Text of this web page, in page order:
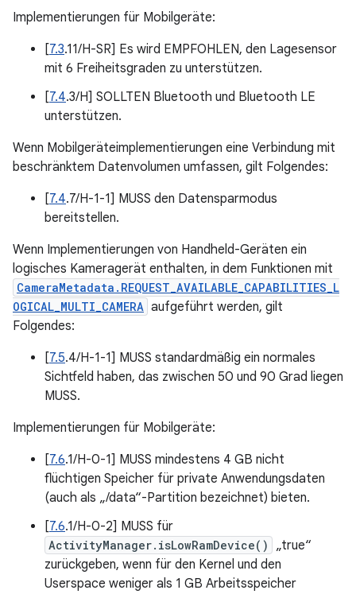
Implementierungen für Mobilgeräte:
[7.3.11/H-SR] Es wird EMPFOHLEN, den Lagesensor
mit 6 Freiheitsgraden zu unterstützen.
[7.4.3/H] SOLLTEN Bluetooth und Bluetooth LE
unterstützen.
Wenn Mobilgeräteimplementierungen eine Verbindung mit
beschränktem Datenvolumen umfassen, gilt Folgendes:
[7.4.7/H-1-1] MUSS den Datensparmodus
bereitstellen.
Wenn Implementierungen von Handheld-Geräten ein
logisches Kameragerät enthalten, in dem Funktionen mit
CameraMetadata.REQUEST_AVAILABLE_CAPABILITIES_L
OGICAL_MULTI_CAMERA aufgeführt werden, gilt
Folgendes:
[7.5.4/H-1-1] MUSS standardmäßig ein normales
Sichtfeld haben, das zwischen 50 und 90 Grad liegen
MUSS.
Implementierungen für Mobilgeräte:
[7.6.1/H-0-1] MUSS mindestens 4 GB nicht
flüchtigen Speicher für private Anwendungsdaten
(auch als „/data“-Partition bezeichnet) bieten.
[7.6.1/H-0-2] MUSS für
ActivityManager.isLowRamDevice()
„true“
zurückgeben, wenn für den Kernel und den
Userspace weniger als 1 GB Arbeitsspeicher